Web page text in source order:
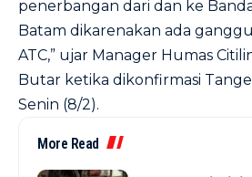
penerbangan dari dan ke
Batam dikarenakan ada
ATC,” ujar Manager Humas
Butar ketika dikonfirmasi
Senin (8/2).
More Read